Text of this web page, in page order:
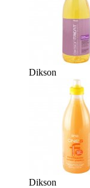
Dikson
Dikson